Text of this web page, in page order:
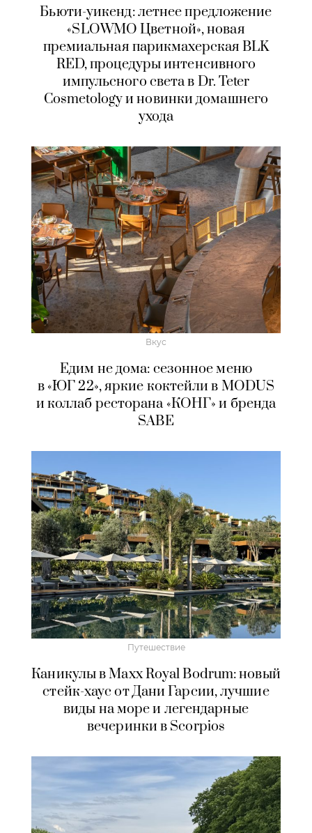
Бьюти-уикенд: летнее предложение
«SLOWMO Цветной», новая
премиальная парикмахерская BLK
RED, процедуры интенсивного
импульсного света в Dr. Teter
Cosmetology и новинки домашнего
ухода
Вкус
Едим не дома: сезонное меню
в «ЮГ 22», яркие коктейли в MODUS
и коллаб ресторана «КОНГ» и бренда
SABE
Путешествие
Каникулы в Maxx Royal Bodrum: новый
стейк-хаус от Дани Гарсии, лучшие
виды на море и легендарные
вечеринки в Scorpios